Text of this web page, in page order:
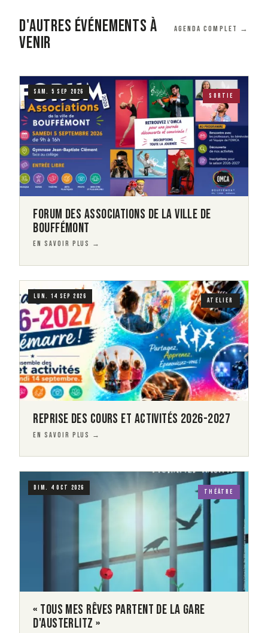
D'AUTRES ÉVÉNEMENTS À
VENIR
Agenda complet →
Visuel
Image
SAM. 5 SEP 2026
SORTIE
FORUM DES ASSOCIATIONS DE LA VILLE DE
BOUFFÉMONT
EN SAVOIR PLUS →
Visuel
Image
LUN. 14 SEP 2026
ATELIER
REPRISE DES COURS ET ACTIVITÉS 2026-2027
EN SAVOIR PLUS →
Visuel
Image
DIM. 4 OCT 2026
THÉÂTRE
« TOUS MES RÊVES PARTENT DE LA GARE
D'AUSTERLITZ »